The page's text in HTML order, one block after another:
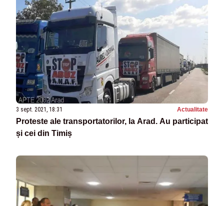
3 sept. 2021, 18:31 Actualitate
Proteste ale transportatorilor, la Arad. Au participat
și cei din Timiș